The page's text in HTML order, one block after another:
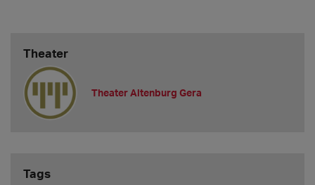
Theater
Theater Altenburg Gera
Tags